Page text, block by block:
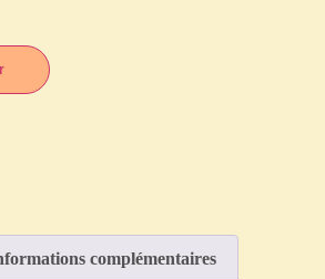
complémentaires